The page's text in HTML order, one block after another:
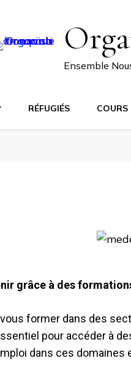
Ensemble
RÉFUGIÉS COURS
grâce à des
former dans des
pour accéder à
dans ces domaines